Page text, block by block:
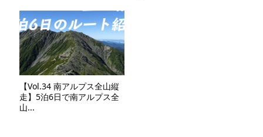
【Vol.34 南アルプス全山縦
走】5泊6日で南アルプス全
山...